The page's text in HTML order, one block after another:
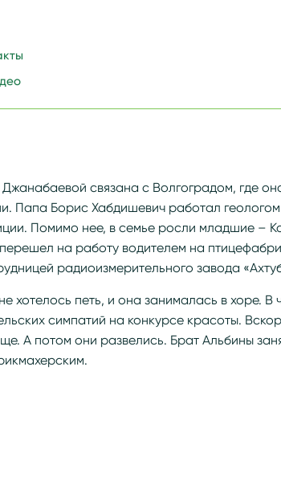
связана с Волгоградом, где
Папа Борис Хабдишевич работал
Помимо нее, в семье росли младшие –
на работу водителем на
радиоизмерительного завода
хотелось петь, и она занималась в хоре. В
симпатий на конкурсе красоты.
А потом они развелись. Брат Альбины